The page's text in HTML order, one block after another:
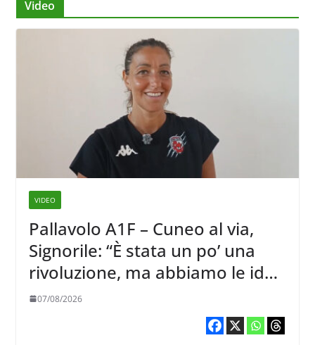
Video
VIDEO
Pallavolo A1F – Cuneo al via,
Signorile: “È stata un po’ una
rivoluzione, ma abbiamo le idee
chiare siu cosa vogliamo fare”
07/08/2026